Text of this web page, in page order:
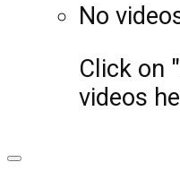
No
Click on
videos